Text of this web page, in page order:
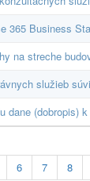
365 Business
na streche
služieb
dane (dobropis)
6 7 8